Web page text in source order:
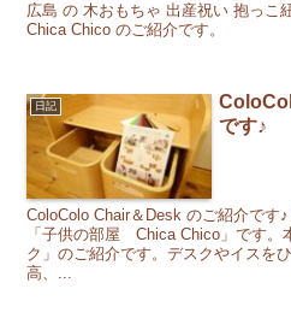
広島 の 木おもちゃ 出産祝い 抱っこ
Chica Chico のご紹介です。
日記
です♪
ColoColo Chair＆Desk のご紹介です
「子供の部屋 Chica Chico」です。
ク」のご紹介です。デスクやイスを
高、...